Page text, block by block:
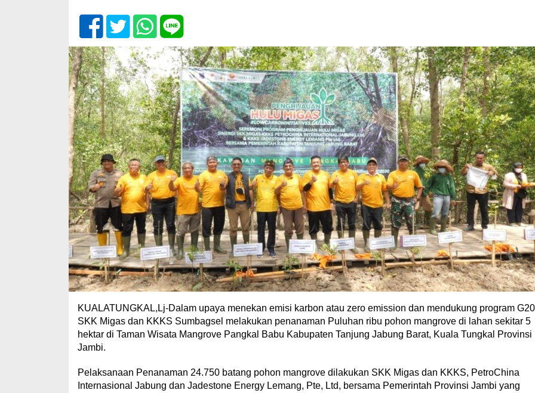
KUALATUNGKAL,Lj-Dalam upaya menekan emisi karbon atau zero emission dan mendukung program
SKK Migas dan KKKS Sumbagsel melakukan penanaman Puluhan ribu pohon mangrove di lahan sekitar 5
hektar di Taman Wisata Mangrove Pangkal Babu Kabupaten Tanjung Jabung Barat, Kuala Tungkal Provinsi
Jambi.
Pelaksanaan Penanaman 24.750 batang pohon mangrove dilakukan SKK Migas dan KKKS, PetroChina
Internasional Jabung dan Jadestone Energy Lemang, Pte, Ltd, bersama Pemerintah Provinsi Jambi yang